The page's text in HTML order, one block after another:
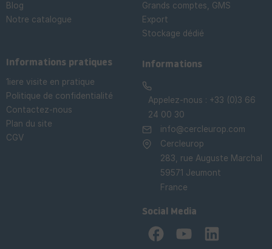
Blog
Notre catalogue
Grands comptes, GMS
Export
Stockage dédié
Informations pratiques
1iere visite en pratique
Politique de confidentialité
Contactez-nous
Plan du site
CGV
Informations
Appelez-nous : +33 (0)3 66
24 00 30
info@cercleurop.com
Cercleurop
283, rue Auguste Marchal
59571 Jeumont
France
Social Media